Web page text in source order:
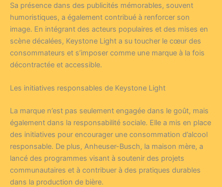
Sa présence dans des publicités mémorables, souvent
humoristiques, a également contribué à renforcer son
image. En intégrant des acteurs populaires et des mises en
scène décalées, Keystone Light a su toucher le cœur des
consommateurs et s’imposer comme une marque à la fois
décontractée et accessible.
Les initiatives responsables de Keystone Light
La marque n’est pas seulement engagée dans le goût, mais
également dans la responsabilité sociale. Elle a mis en place
des initiatives pour encourager une consommation d’alcool
responsable. De plus, Anheuser-Busch, la maison mère, a
lancé des programmes visant à soutenir des projets
communautaires et à contribuer à des pratiques durables
dans la production de bière.